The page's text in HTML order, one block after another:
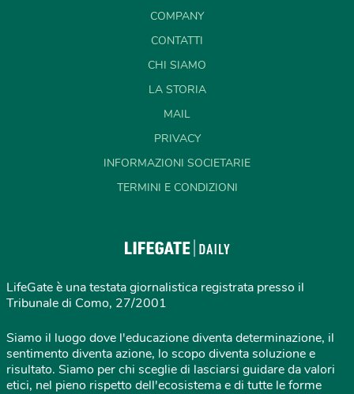
COMPANY
CONTATTI
CHI SIAMO
LA STORIA
MAIL
PRIVACY
INFORMAZIONI SOCIETARIE
TERMINI E CONDIZIONI
LifeGate è una testata giornalistica registrata presso il
Tribunale di Como, 27/2001
Siamo il luogo dove l'educazione diventa determinazione, il
sentimento diventa azione, lo scopo diventa soluzione e
risultato. Siamo per chi sceglie di lasciarsi guidare da valori
etici, nel pieno rispetto dell'ecosistema e di tutte le forme